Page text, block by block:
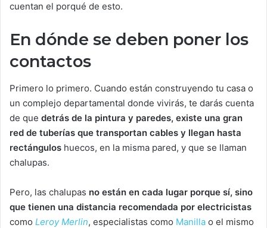
cuentan el porqué de esto.
En dónde se deben poner los
contactos
Primero lo primero. Cuando están construyendo tu casa o
un complejo departamental donde vivirás, te darás cuenta
de que detrás de la pintura y paredes, existe una gran
red de tuberías que transportan cables y llegan hasta
rectángulos huecos, en la misma pared, y que se llaman
chalupas.
Pero, las chalupas no están en cada lugar porque sí, sino
que tienen una distancia recomendada por electricistas
como Leroy Merlin, especialistas como Manilla o el mismo